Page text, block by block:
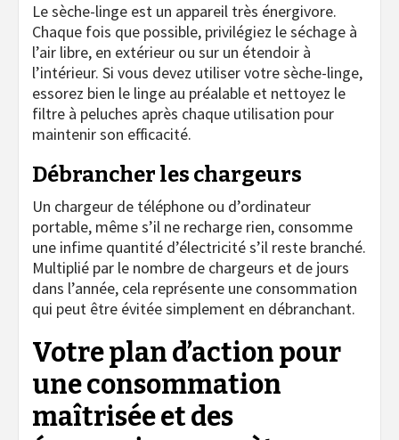
Le sèche-linge est un appareil très énergivore.
Chaque fois que possible, privilégiez le séchage à
l’air libre, en extérieur ou sur un étendoir à
l’intérieur. Si vous devez utiliser votre sèche-linge,
essorez bien le linge au préalable et nettoyez le
filtre à peluches après chaque utilisation pour
maintenir son efficacité.
Débrancher les chargeurs
Un chargeur de téléphone ou d’ordinateur
portable, même s’il ne recharge rien, consomme
une infime quantité d’électricité s’il reste branché.
Multiplié par le nombre de chargeurs et de jours
dans l’année, cela représente une consommation
qui peut être évitée simplement en débranchant.
Votre plan d’action pour
une consommation
maîtrisée et des